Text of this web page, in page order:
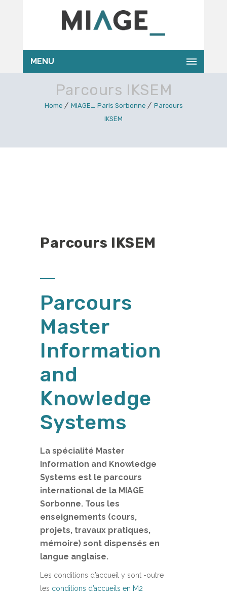
MENU
Parcours IKSEM
Home MIAGE_ Paris Sorbonne
Parcours
IKSEM
Parcours IKSEM
Parcours
Master
Information
and
Knowledge
Systems
La spécialité Master
Information and Knowledge
Systems est le parcours
international de la MIAGE
Sorbonne. Tous les
enseignements (cours,
projets, travaux pratiques,
mémoire) sont dispensés en
langue anglaise.
Les conditions d’accueil y sont -outre
les conditions d’accueils en M2